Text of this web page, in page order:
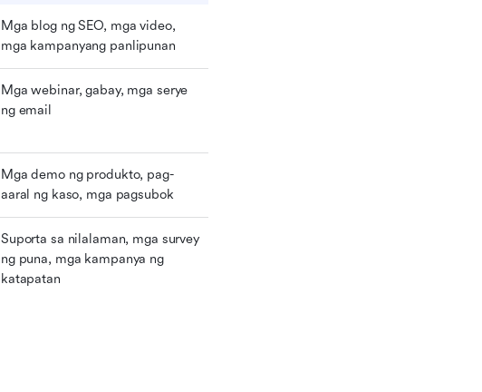
Mga blog ng SEO, mga video,
mga kampanyang panlipunan
Mga webinar, gabay, mga serye
ng email
Mga demo ng produkto, pag-
aaral ng kaso, mga pagsubok
Suporta sa nilalaman, mga survey
ng puna, mga kampanya ng
katapatan